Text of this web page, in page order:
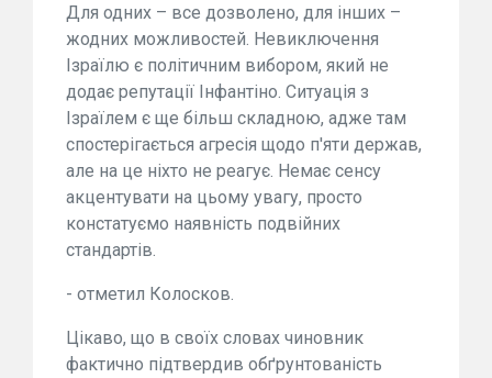
Для одних – все дозволено, для інших –
жодних можливостей. Невиключення
Ізраїлю є політичним вибором, який не
додає репутації Інфантіно. Ситуація з
Ізраїлем є ще більш складною, адже там
спостерігається агресія щодо п'яти держав,
але на це ніхто не реагує. Немає сенсу
акцентувати на цьому увагу, просто
констатуємо наявність подвійних
стандартів.
- отметил Колосков.
Цікаво, що в своїх словах чиновник
фактично підтвердив обґрунтованість